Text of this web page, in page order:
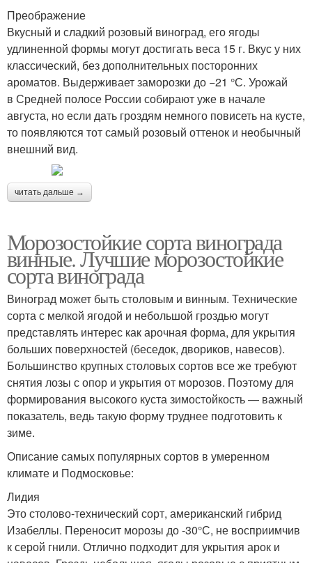
Преображение
Вкусный и сладкий розовый виноград, его ягоды
удлиненной формы могут достигать веса 15 г. Вкус у них
классический, без дополнительных посторонних
ароматов. Выдерживает заморозки до −21 °С. Урожай
в Средней полосе России собирают уже в начале
августа, но если дать гроздям немного повисеть на кусте,
то появляются тот самый розовый оттенок и необычный
внешний вид.
читать дальше →
Морозостойкие сорта винограда
винные. Лучшие морозостойкие
сорта винограда
Виноград может быть столовым и винным. Технические
сорта с мелкой ягодой и небольшой гроздью могут
представлять интерес как арочная форма, для укрытия
больших поверхностей (беседок, двориков, навесов).
Большинство крупных столовых сортов все же требуют
снятия лозы с опор и укрытия от морозов. Поэтому для
формирования высокого куста зимостойкость — важный
показатель, ведь такую форму труднее подготовить к
зиме.
Описание самых популярных сортов в умеренном
климате и Подмосковье:
Лидия
Это столово-технический сорт, американский гибрид
Изабеллы. Переносит морозы до -30°С, не восприимчив
к серой гнили. Отлично подходит для укрытия арок и